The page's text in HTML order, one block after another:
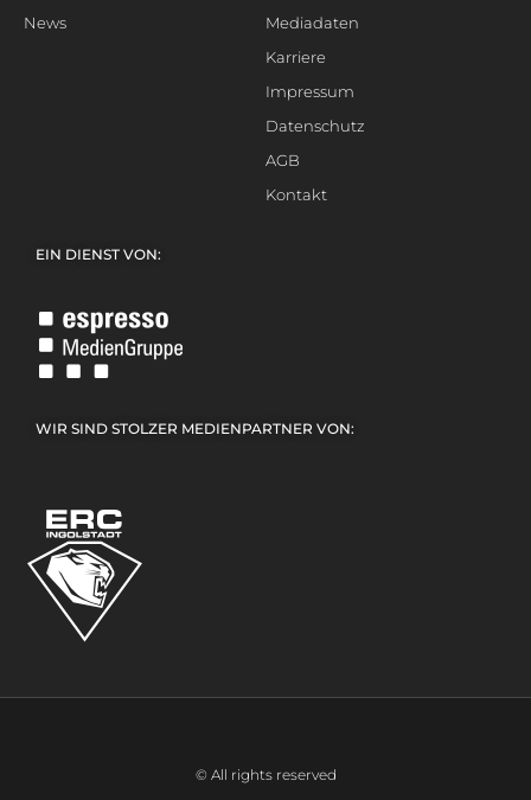
News
Mediadaten
Karriere
Impressum
Datenschutz
AGB
Kontakt
EIN DIENST VON:
WIR SIND STOLZER MEDIENPARTNER VON:
© All rights reserved